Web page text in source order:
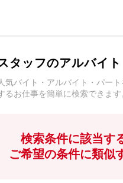
タッフのアルバイ
気バイト・アルバイト・パー
お仕事を簡単に検索できま
検索条件に該当す
ご希望の条件に類似